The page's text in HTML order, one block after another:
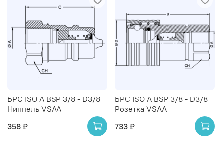
БРС ISO A BSP 3/8 - D3/8
Ниппель VSAA
358 ₽
БРС ISO A BSP 3/8 - D3/8
Розетка VSAA
733 ₽